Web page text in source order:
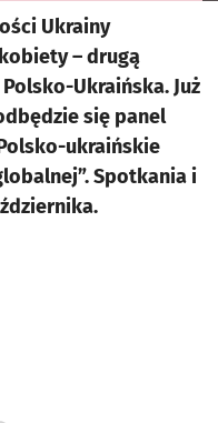
Ukrainy
– drugą
Ukraińska. Już
się panel
ukraińskie
Spotkania i